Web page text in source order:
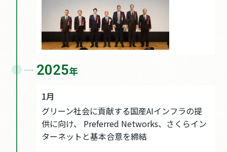
2025年
1月
グリーン社会に貢献する国産AIインフラの提
供に向け、 Preferred Networks、さくらイン
ターネットと基本合意を締結